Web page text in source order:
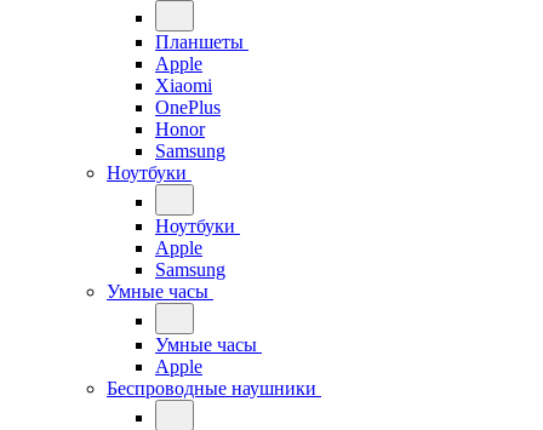
Планшеты
Apple
Xiaomi
OnePlus
Honor
Samsung
Ноутбуки
Ноутбуки
Apple
Samsung
Умные часы
Умные часы
Apple
Беспроводные наушники